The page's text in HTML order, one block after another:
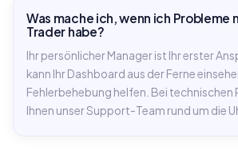
Was mache ich, wenn ich Probleme
Trader habe?
Ihr persönlicher Manager ist Ihr erster
kann Ihr Dashboard aus der Ferne
Fehlerbehebung helfen. Bei technischen
Ihnen unser Support-Team rund um die